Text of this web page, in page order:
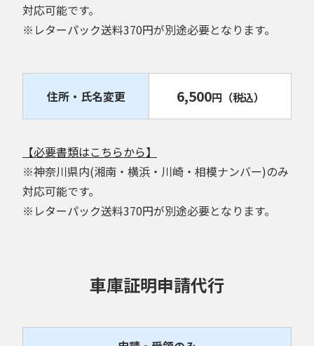
対応可能です。
※レターパック送料370円が別途必要となります。
住所・氏名変更 6,500円 （税込）
【必要書類はこちらから】
※神奈川県内(湘南・横浜・川崎・相模ナンバー)のみ
対応可能です。
※レターパック送料370円が別途必要となります。
車庫証明申請代行